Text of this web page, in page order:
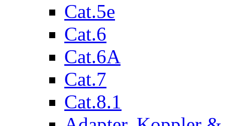
Cat.5e
Cat.6
Cat.6A
Cat.7
Cat.8.1